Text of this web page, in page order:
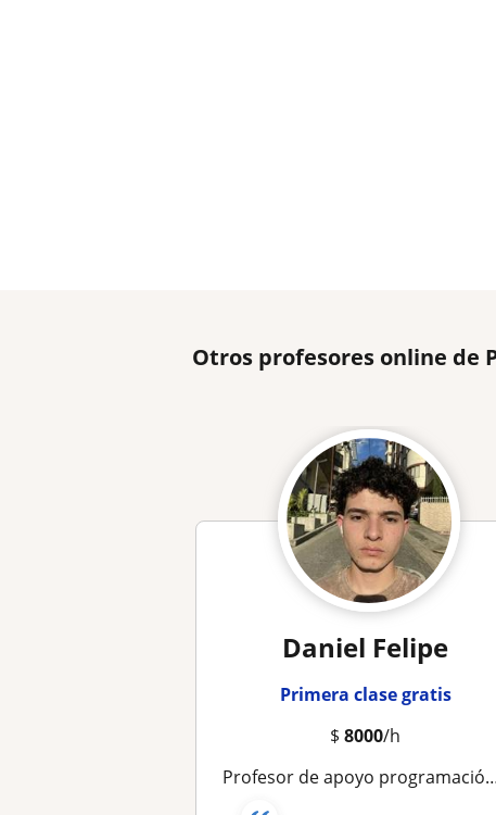
Otros profesores online de
Daniel Felipe
Primera clase gratis
$8000/h
Profesor de apoyo programación, matemáticas y física en distintos niveles académicos